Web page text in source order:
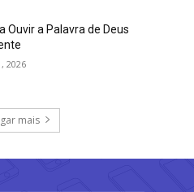
Ouvir a Palavra de Deus
2026
mais